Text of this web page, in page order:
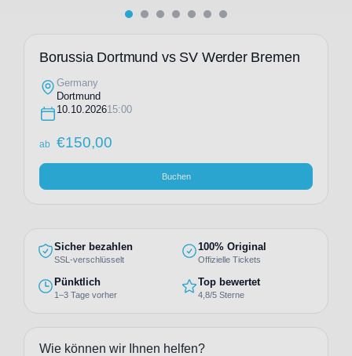
Borussia Dortmund vs SV Werder Bremen
Germany
Dortmund
10.10.202615:00
ab €150,00
Buchen
Sicher bezahlen
SSL-verschlüsselt
100% Original
Offizielle Tickets
Pünktlich
1–3 Tage vorher
Top bewertet
4,8/5 Sterne
Wie können wir Ihnen helfen?